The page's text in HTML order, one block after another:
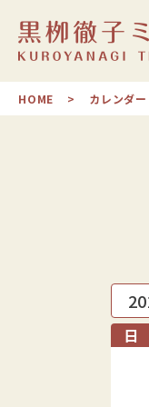
HOME カレンダー
日